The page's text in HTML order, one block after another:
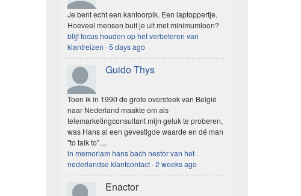
Je bent echt een kantoorpik. Een laptoppertje.
Hoeveel mensen buit je uit met minimumloon?
blijf focus houden op het verbeteren van
klantreizen ·5 days ago
Guido Thys
Toen ik in 1990 de grote oversteek van België
naar Nederland maakte om als
telemarketingconsultant mijn geluk te proberen,
was Hans al een gevestigde waarde en dé man
"to talk to"....
in memoriam hans bach nestor van het
nederlandse klantcontact ·2 weeks ago
Enactor